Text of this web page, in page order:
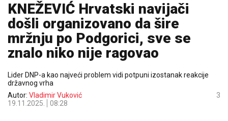
KNEŽEVIĆ Hrvatski navijači
došli organizovano da šire
mržnju po Podgorici, sve se
znalo niko nije ragovao
Lider DNP-a kao najveći problem vidi potpuni izostanak reakcije
državnog vrha
Autor: Vladimir Vuković
19.11.2025.
08:28
3